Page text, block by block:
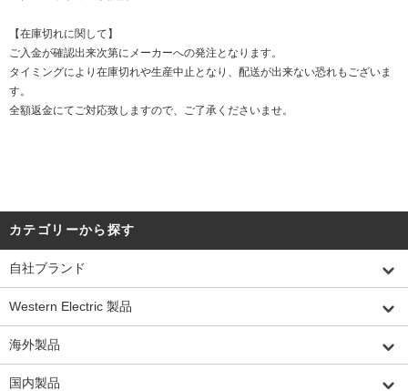
【在庫切れに関して】
ご入金が確認出来次第にメーカーへの発注となります。
タイミングにより在庫切れや生産中止となり、配送が出来ない恐れもございま
す。
全額返金にてご対応致しますので、ご了承くださいませ。
カテゴリーから探す
自社ブランド
Western Electric 製品
海外製品
国内製品